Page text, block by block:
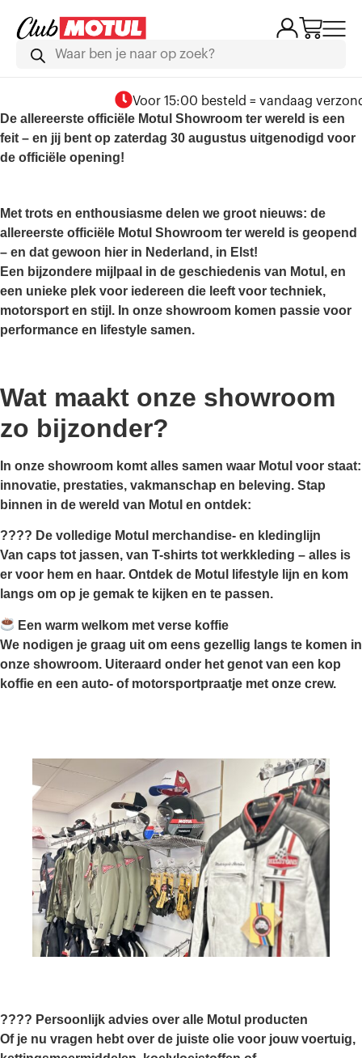
Voor 15:00 besteld = vandaag verzonden
De allereerste officiële Motul Showroom ter wereld is een
feit – en jij bent op zaterdag 30 augustus uitgenodigd voor
de officiële opening!
Met trots en enthousiasme delen we groot nieuws: de
allereerste officiële Motul Showroom ter wereld is geopend
– en dat gewoon hier in Nederland, in Elst!
Een bijzondere mijlpaal in de geschiedenis van Motul, en
een unieke plek voor iedereen die leeft voor techniek,
motorsport en stijl. In onze showroom komen passie voor
performance en lifestyle samen.
Wat maakt onze showroom
zo bijzonder?
In onze showroom komt alles samen waar Motul voor staat:
innovatie, prestaties, vakmanschap en beleving. Stap
binnen in de wereld van Motul en ontdek:
???? De volledige Motul merchandise- en kledinglijn
Van caps tot jassen, van T-shirts tot werkkleding – alles is
er voor hem en haar. Ontdek de Motul lifestyle lijn en kom
langs om op je gemak te kijken en te passen.
Een warm welkom met verse koffie
We nodigen je graag uit om eens gezellig langs te komen in
onze showroom. Uiteraard onder het genot van een kop
koffie en een auto- of motorsportpraatje met onze crew.
????️ Persoonlijk advies over alle Motul producten
Of je nu vragen hebt over de juiste olie voor jouw voertuig,